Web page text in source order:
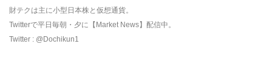
財テクは主に小型日本株と仮想通貨。
Twitterで平日毎朝・夕に【Market News】配信中。
Twitter : @Dochikun1